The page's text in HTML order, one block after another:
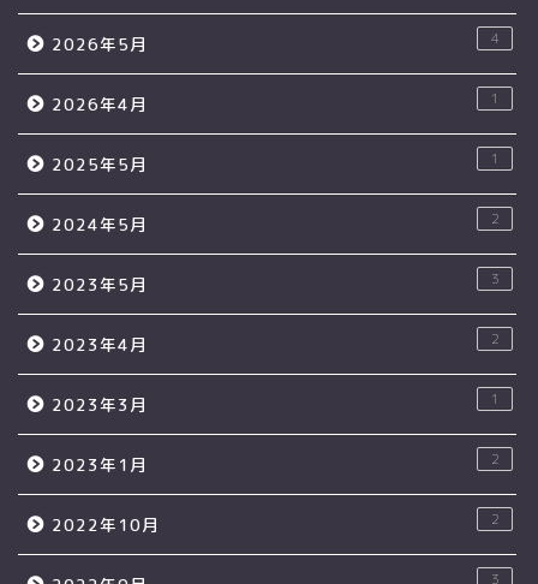
2026年5月 4
2026年4月 1
2025年5月 1
2024年5月 2
2023年5月 3
2023年4月 2
2023年3月 1
2023年1月 2
2022年10月 2
3